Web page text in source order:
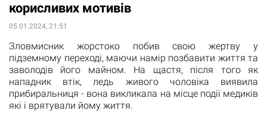
корисливих мотивів
05.01.2024, 21:51
Зловмисник жорстоко побив свою жертву у
підземному переході, маючи намір позбавити життя та
заволодів його майном. На щастя, після того як
нападник втік, ледь живого чоловіка виявила
прибиральниця - вона викликала на місце події медиків
які і врятували йому життя.